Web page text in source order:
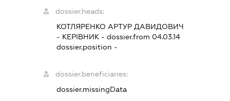
dossier.heads:
КОТЛЯРЕНКО АРТУР ДАВИДОВИЧ
- КЕРІВНИК - dossier.from 04.03.14
dossier.position -
dossier.beneficiaries:
dossier.missingData